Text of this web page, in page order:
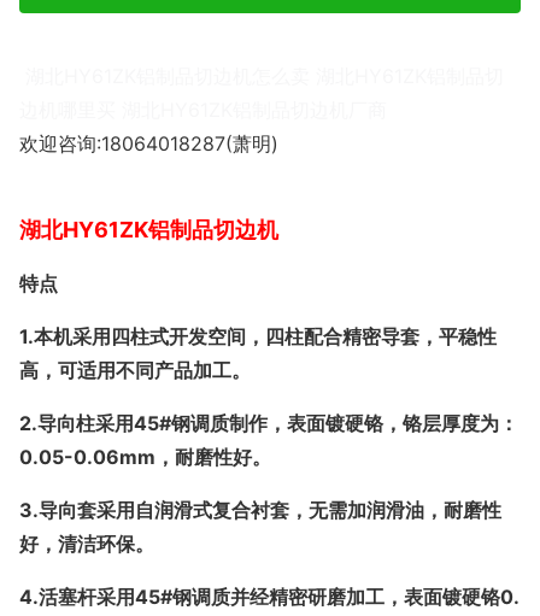
欢迎咨询:18064018287(萧明)
湖北HY61ZK铝制品切边机
特点
1.本机采用四柱式开发空间，四柱配合精密导套，平稳性
高，可适用不同产品加工。
2.导向柱采用45#钢调质制作，表面镀硬铬，铬层厚度为：
0.05-0.06mm，耐磨性好。
3.导向套采用自润滑式复合衬套，无需加润滑油，耐磨性
好，清洁环保。
4.活塞杆采用45#钢调质并经精密研磨加工，表面镀硬铬0.